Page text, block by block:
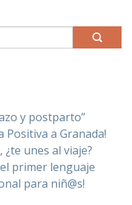
y postparto”
Positiva a Granada!
unes al viaje?
primer lenguaje
para niñ@s!